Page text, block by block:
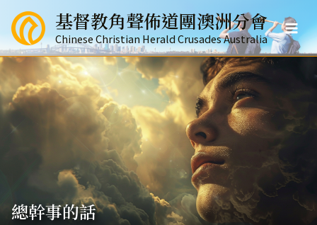
要
容
基督教角聲佈道團澳洲分會
Chinese Christian Herald Crusades Australia
Main
總幹事的話